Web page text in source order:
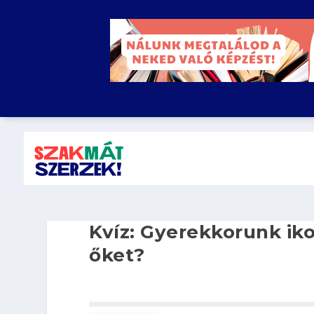
.
Kvíz: Gyerekkorunk
őket?